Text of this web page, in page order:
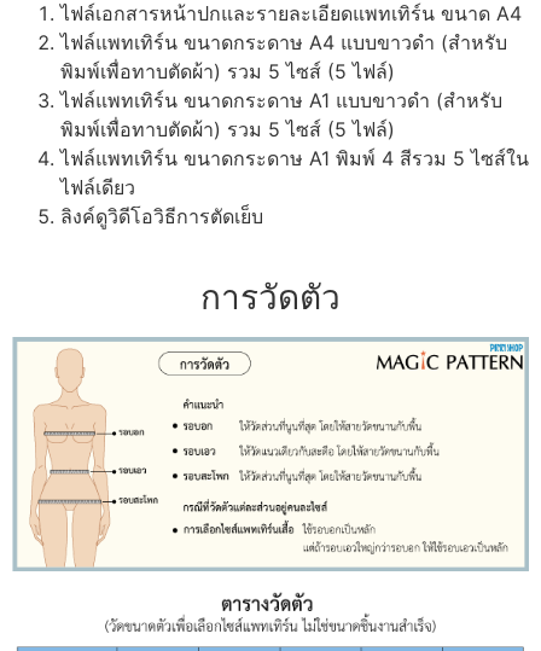
ไฟล์เอกสารหน้าปกและรายละเอียดแพทเทิร์น ขนาด A4
ไฟล์แพทเทิร์น ขนาดกระดาษ A4 แบบขาวดำ (สำหรับ
พิมพ์เพื่อทาบตัดผ้า) รวม 5 ไซส์ (5 ไฟล์)
ไฟล์แพทเทิร์น ขนาดกระดาษ A1 แบบขาวดำ (สำหรับ
พิมพ์เพื่อทาบตัดผ้า) รวม 5 ไซส์ (5 ไฟล์)
ไฟล์แพทเทิร์น ขนาดกระดาษ A1 พิมพ์ 4 สีรวม 5 ไซส์ใน
ไฟล์เดียว
ลิงค์ดูวิดีโอวิธีการตัดเย็บ
การวัดตัว